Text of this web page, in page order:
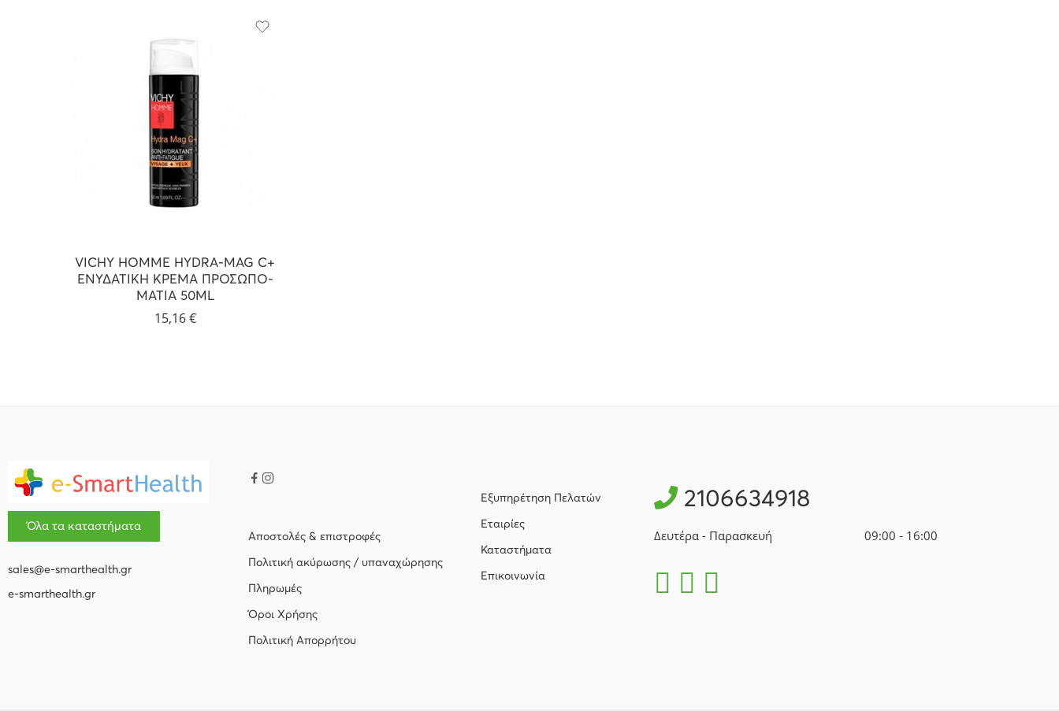
VICHY HOMME HYDRA-MAG C+
ΕΝΥΔΑΤΙΚΗ ΚΡΕΜΑ ΠΡΟΣΩΠΟ-
ΜΑΤΙΑ 50ML
15,16€
Όλα τα καταστήματα
sales@e-smarthealth.gr
e-smarthealth.gr
Αποστολές & επιστροφές
Πολιτική ακύρωσης / υπαναχώρησης
Πληρωμές
Όροι Χρήσης
Πολιτική Απορρήτου
Εξυπηρέτηση Πελατών
Εταιρίες
Καταστήματα
Επικοινωνία
2106634918
Δευτέρα - Παρασκευή 09:00 - 16:00